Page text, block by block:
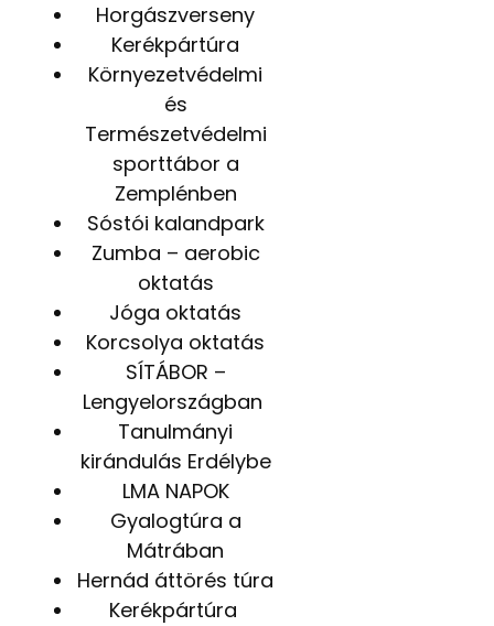
Horgászverseny
Kerékpártúra
Környezetvédelmi
és
Természetvédelmi
sporttábor a
Zemplénben
Sóstói kalandpark
Zumba – aerobic
oktatás
Jóga oktatás
Korcsolya oktatás
SÍTÁBOR –
Lengyelországban
Tanulmányi
kirándulás Erdélybe
LMA NAPOK
Gyalogtúra a
Mátrában
Hernád áttörés túra
Kerékpártúra